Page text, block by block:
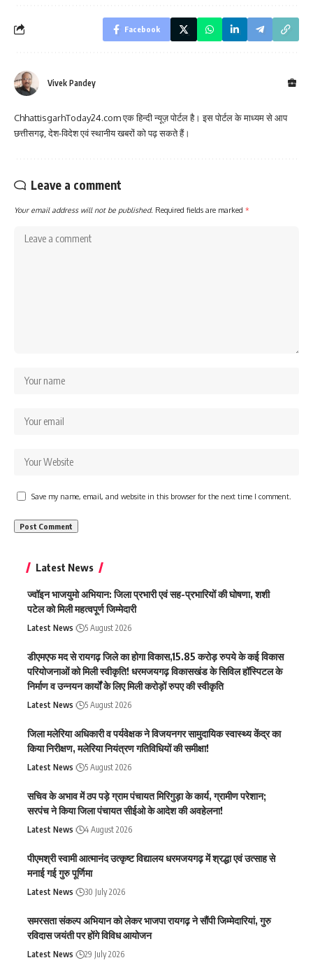
Facebook
Vivek Pandey
ChhattisgarhToday24.com एक हिन्दी न्यूज़ पोर्टल है। इस पोर्टल के माध्यम से आप
छत्तीसगढ़, देश-विदेश एवं स्थानीय खबरों को पढ़ सकते हैं।
Leave a comment
Your email address will not be published. Required fields are marked *
Save my name, email, and website in this browser for the next time I comment.
Latest News
ज्वॉइन भाजयुमो अभियान: जिला प्रभारी एवं सह-प्रभारियों की घोषणा, शशी
पटेल को मिली महत्वपूर्ण जिम्मेदारी
Latest News 5 August 2026
डीएमएफ मद से रायगढ़ जिले का होगा विकास,15.85 करोड़ रुपये के कई विकास
परियोजनाओं को मिली स्वीकृति! धरमजयगढ़ विकासखंड के सिविल हॉस्पिटल के
निर्माण व उन्नयन कार्यों के लिए मिली करोड़ों रुपए की स्वीकृति
Latest News 5 August 2026
जिला मलेरिया अधिकारी व पर्यवेक्षक ने विजयनगर सामुदायिक स्वास्थ्य केंद्र का
किया निरीक्षण, मलेरिया नियंत्रण गतिविधियों की समीक्षा!
Latest News 5 August 2026
सचिव के अभाव में ठप पड़े ग्राम पंचायत मिरिगुड़ा के कार्य, ग्रामीण परेशान;
सरपंच ने किया जिला पंचायत सीईओ के आदेश की अवहेलना!
Latest News 4 August 2026
पीएमश्री स्वामी आत्मानंद उत्कृष्ट विद्यालय धरमजयगढ़ में श्रद्धा एवं उत्साह से
मनाई गई गुरु पूर्णिमा
Latest News 30 July 2026
समरसता संकल्प अभियान को लेकर भाजपा रायगढ़ ने सौंपी जिम्मेदारियां, गुरु
रविदास जयंती पर होंगे विविध आयोजन
Latest News 29 July 2026